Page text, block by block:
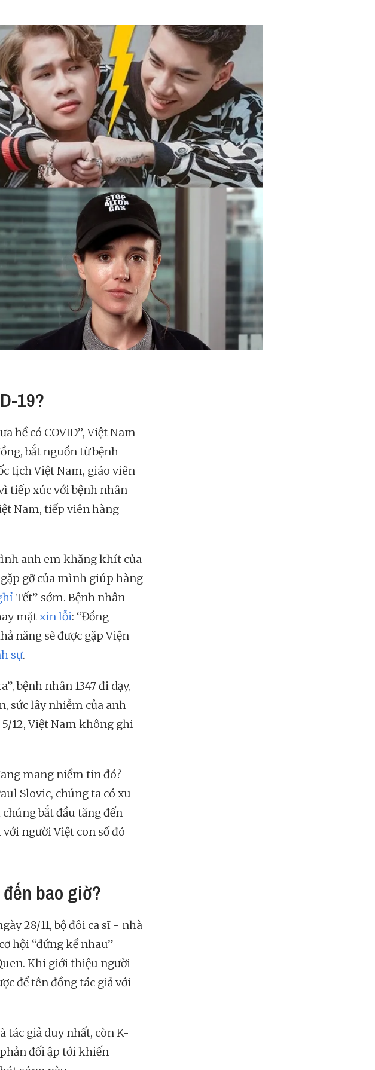
19?
hề có COVID”, Việt Nam
bắt nguồn từ bệnh
tịch Việt Nam, giáo viên
tiếp xúc với bệnh nhân
Nam, tiếp viên hàng
anh em khăng khít của
gỡ của mình giúp hàng
Tết” sớm. Bệnh nhân
mặtxin lỗi: “Đồng
năng sẽ được gặp Viện
sự.
bệnh nhân 1347 đi dạy,
sức lây nhiễm của anh
12, Việt Nam không ghi
mang niềm tin đó?
Slovic, chúng ta có xu
bắt đầu tăng đến
người Việt con số đó
bao giờ?
28/11, bộ đôi ca sĩ - nhà
hội “đứng kề nhau”
Khi giới thiệu người
để tên đồng tác giả với
tác giả duy nhất, còn K-
đối ập tới khiến